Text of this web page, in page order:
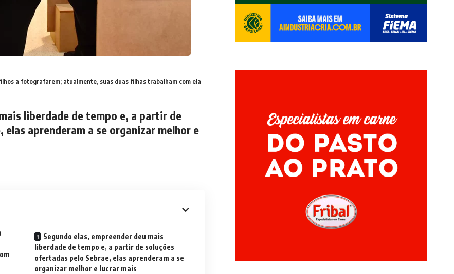
a fotografarem; atualmente, suas duas filhas trabalham com ela
liberdade de tempo e, a partir de
aprenderam a se organizar melhor e
Segundo elas, empreender deu mais
liberdade de tempo e, a partir de soluções
ofertadas pelo Sebrae, elas aprenderam a se
organizar melhor e lucrar mais